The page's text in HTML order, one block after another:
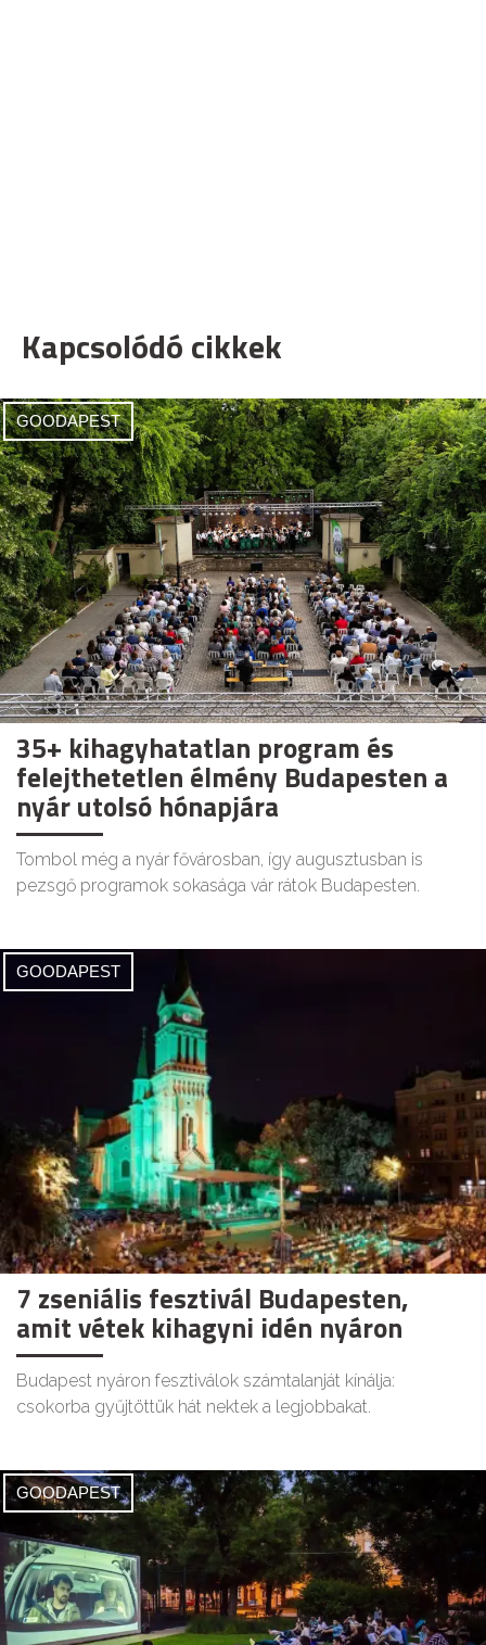
Kapcsolódó cikkek
GOODAPEST
35+ kihagyhatatlan program és
felejthetetlen élmény Budapesten a
nyár utolsó hónapjára
Tombol még a nyár fővárosban, így augusztusban is
pezsgő programok sokasága vár rátok Budapesten.
GOODAPEST
7 zseniális fesztivál Budapesten,
amit vétek kihagyni idén nyáron
Budapest nyáron fesztiválok számtalanját kínálja:
csokorba gyűjtöttük hát nektek a legjobbakat.
GOODAPEST